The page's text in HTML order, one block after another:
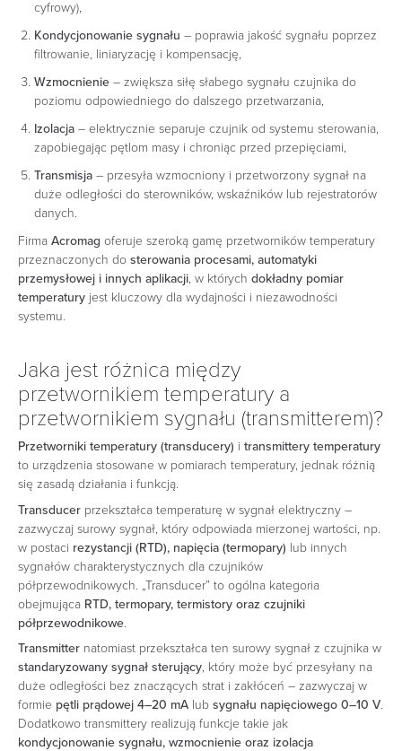
cyfrowy),
Kondycjonowanie sygnału – poprawia jakość sygnału poprzez
filtrowanie, liniaryzację i kompensację,
Wzmocnienie – zwiększa siłę słabego sygnału czujnika do
poziomu odpowiedniego do dalszego przetwarzania,
Izolacja – elektrycznie separuje czujnik od systemu sterowania,
zapobiegając pętlom masy i chroniąc przed przepięciami,
Transmisja – przesyła wzmocniony i przetworzony sygnał na
duże odległości do sterowników, wskaźników lub rejestratorów
danych.
Firma Acromag oferuje szeroką gamę przetworników temperatury
przeznaczonych do sterowania procesami, automatyki
przemysłowej i innych aplikacji, w których dokładny pomiar
temperatury jest kluczowy dla wydajności i niezawodności
systemu.
Jaka jest różnica między
przetwornikiem temperatury a
przetwornikiem sygnału (transmitterem)?
Przetworniki temperatury (transducery) i transmittery temperatury
to urządzenia stosowane w pomiarach temperatury, jednak różnią
się zasadą działania i funkcją.
Transducer przekształca temperaturę w sygnał elektryczny –
zazwyczaj surowy sygnał, który odpowiada mierzonej wartości, np.
w postaci rezystancji (RTD), napięcia (termopary) lub innych
sygnałów charakterystycznych dla czujników
półprzewodnikowych. „Transducer” to ogólna kategoria
obejmująca RTD, termopary, termistory oraz czujniki
półprzewodnikowe.
Transmitter natomiast przekształca ten surowy sygnał z czujnika w
standaryzowany sygnał sterujący, który może być przesyłany na
duże odległości bez znaczących strat i zakłóceń – zazwyczaj w
formie pętli prądowej 4–20 mA lub sygnału napięciowego 0–10 V.
Dodatkowo transmittery realizują funkcje takie jak
kondycjonowanie sygnału, wzmocnienie oraz izolacja